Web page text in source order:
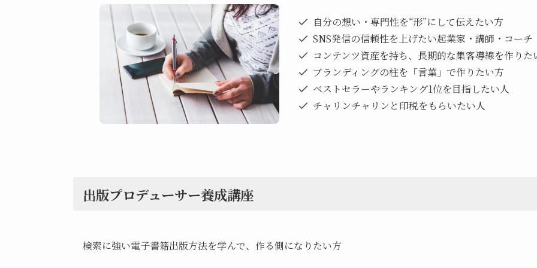
自分の想い・専門性を“形”にして伝えたい方
SNS発信の信頼性を上げたい起業家・講師・コーチ
コンテンツ資産を持ち、長期的な集客導線を作りた
ブランディングの柱を「言葉」で作りたい方
ベストセラーやランキング1位を目指したい人
チャリンチャリンと印税をもらいたい人
出版プロデューサー養成講座
検索に強い電子書籍出版方法を学んで、作る側になりたい方